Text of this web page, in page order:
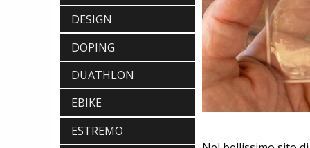
DESIGN
DOPING
DUATHLON
EBIKE
ESTREMO